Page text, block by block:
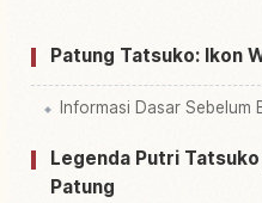
Cari aktivitas
Patung Tatsuko: Ikon
Informasi Dasar Sebelum
Legenda Putri
Patung